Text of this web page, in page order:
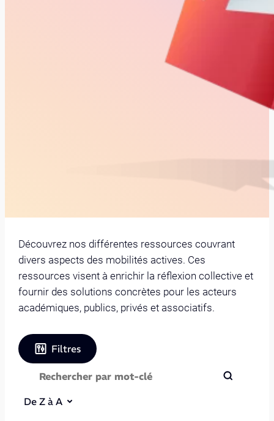
Découvrez nos différentes ressources couvrant
divers aspects des mobilités actives. Ces
ressources visent à enrichir la réflexion collective et
fournir des solutions concrètes pour les acteurs
académiques, publics, privés et associatifs.
Filtres
De Z à A